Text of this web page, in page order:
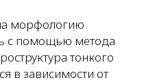
морфологию
с помощью метода
тонкого
в зависимости от